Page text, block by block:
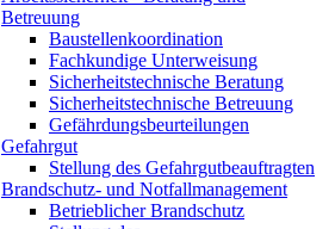
Betreuung
Baustellenkoordination
Fachkundige Unterweisung
Sicherheitstechnische Beratung
Sicherheitstechnische Betreuung
Gefährdungsbeurteilungen
Gefahrgut
Stellung des Gefahrgutbeauftragten
Brandschutz- und Notfallmanagement
Betrieblicher Brandschutz